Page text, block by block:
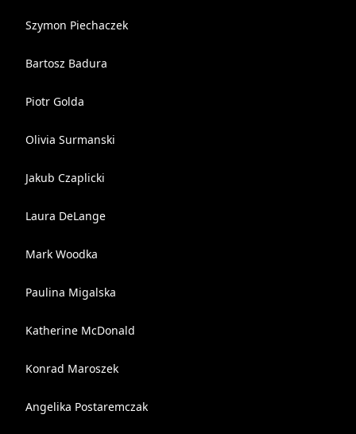
Szymon Piechaczek
Bartosz Badura
Piotr Golda
Olivia Surmanski
Jakub Czaplicki
Laura DeLange
Mark Woodka
Paulina Migalska
Katherine McDonald
Konrad Maroszek
Angelika Postaremczak